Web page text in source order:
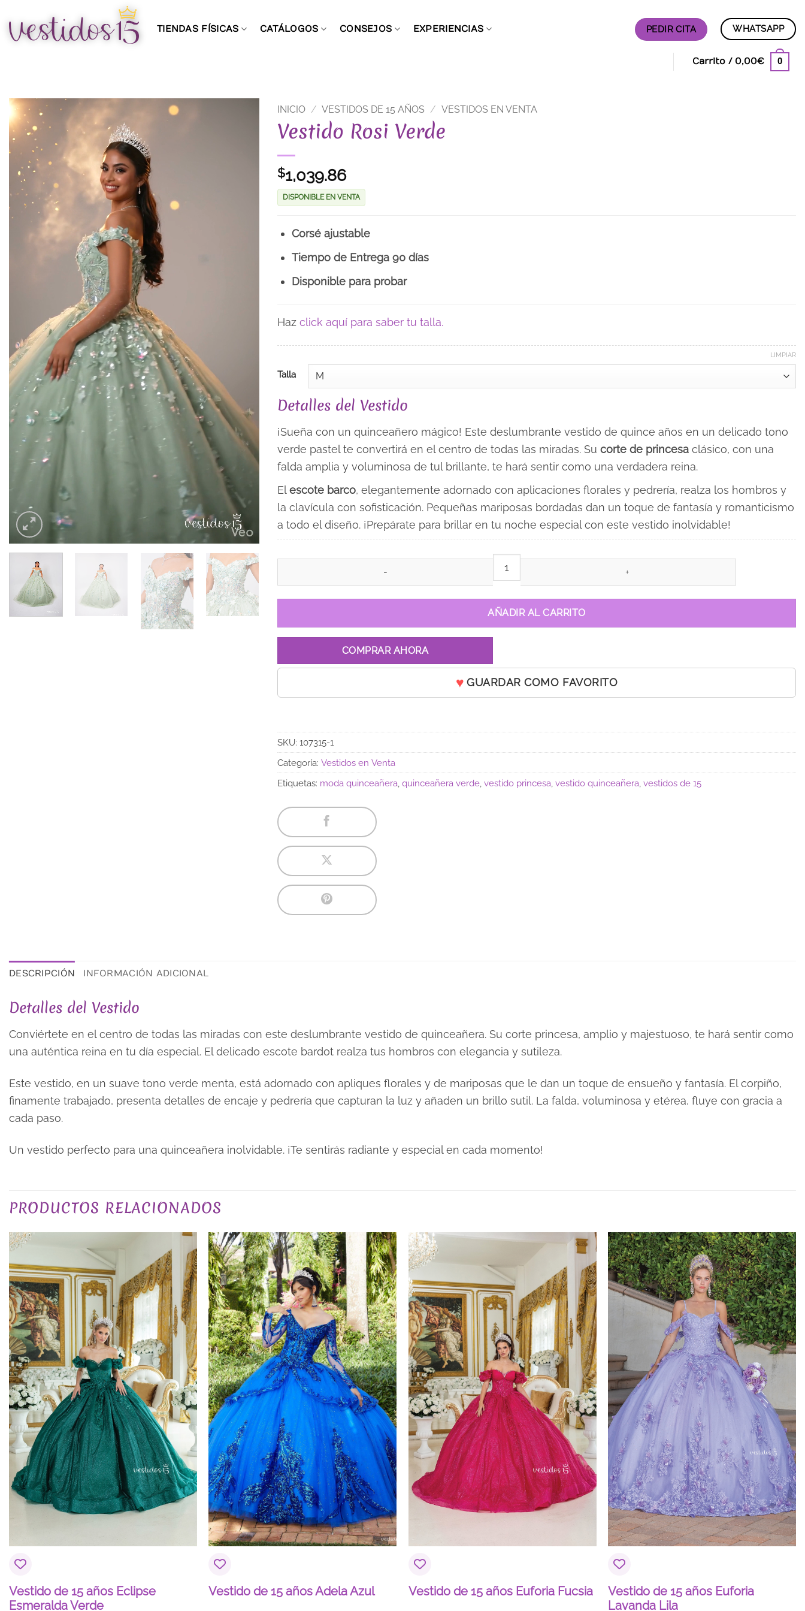
contenido
TIENDAS FÍSICAS CATÁLOGOS CONSEJOS EXPERIENCIAS PEDIR CITA WHATSAPP
Carrito / 0,00€ 0
INICIO / VESTIDOS DE 15 AÑOS / VESTIDOS EN VENTA
Vestido Rosi Verde
$1,039.86
DISPONIBLE EN VENTA
Corsé ajustable
Tiempo de Entrega 90 días
Disponible para probar
Haz click aquí para saber tu talla.
Talla
LIMPIAR
Detalles del Vestido
¡Sueña con un quinceañero mágico! Este deslumbrante vestido de quince años en un delicado tono
verde pastel te convertirá en el centro de todas las miradas. Su corte de princesa clásico, con una
falda amplia y voluminosa de tul brillante, te hará sentir como una verdadera reina.
Elescote barco, elegantemente adornado con aplicaciones florales y pedrería, realza los hombros y
la clavícula con sofisticación. Pequeñas mariposas bordadas dan un toque de fantasía y romanticismo
a todo el diseño. ¡Prepárate para brillar en tu noche especial con este vestido inolvidable!
Vestido Rosi Verde cantidad
AÑADIR AL CARRITO
COMPRAR AHORA
GUARDAR COMO FAVORITO
SKU: 107315-1
Categoría: Vestidos en Venta
Etiquetas: moda quinceañera quinceañera verde vestido princesa vestido quinceañera vestidos de 15
DESCRIPCIÓN INFORMACIÓN ADICIONAL
Detalles del Vestido
Conviértete en el centro de todas las miradas con este deslumbrante vestido de quinceañera. Su corte princesa, amplio y majestuoso, te hará sentir como
una auténtica reina en tu día especial. El delicado escote bardot realza tus hombros con elegancia y sutileza.
Este vestido, en un suave tono verde menta, está adornado con apliques florales y de mariposas que le dan un toque de ensueño y fantasía. El corpiño,
finamente trabajado, presenta detalles de encaje y pedrería que capturan la luz y añaden un brillo sutil. La falda, voluminosa y etérea, fluye con gracia a
cada paso.
Un vestido perfecto para una quinceañera inolvidable. ¡Te sentirás radiante y especial en cada momento!
PLAZO DE ENTREGA Plazo de Entrega: 90 días
PRODUCTOS RELACIONADOS
Vestido de 15 años Eclipse
Esmeralda Verde
Vestido de 15 años Adela Azul Vestido de 15 años Euforia Fucsia
Vestido de 15 años Euforia
Lavanda Lila